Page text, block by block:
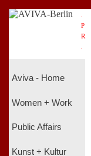
P
R
Aviva - Home
Women + Work
Public Affairs
Kunst + Kultur